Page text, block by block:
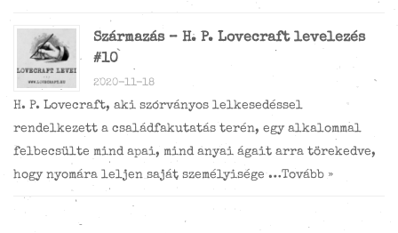
Származás – H. P. Lovecraft levelezés
#10
2020-11-18
H. P. Lovecraft, aki szórványos lelkesedéssel
rendelkezett a családfakutatás terén, egy alkalommal
felbecsülte mind apai, mind anyai ágait arra törekedve,
hogy nyomára leljen saját személyisége …Tovább »